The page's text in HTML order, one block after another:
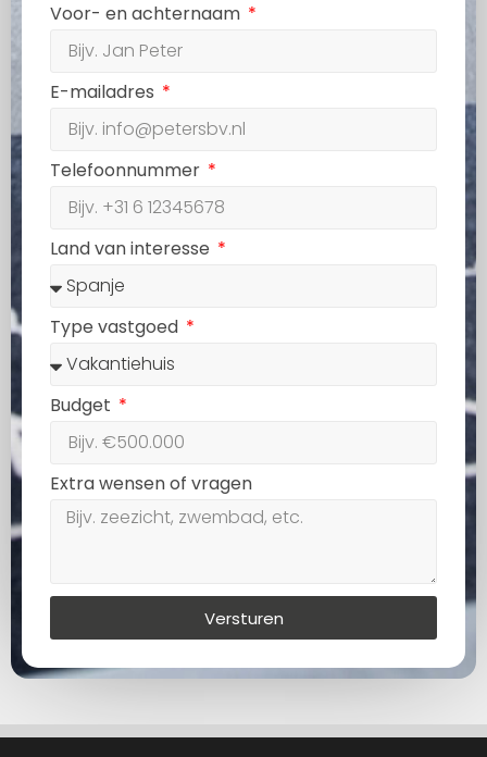
Voor- en achternaam
E-mailadres
Telefoonnummer
Land van interesse
Type vastgoed
Budget
Extra wensen of vragen
Versturen